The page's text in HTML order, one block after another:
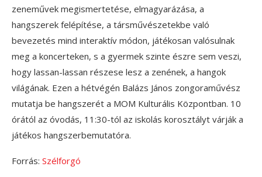
zeneművek megismertetése, elmagyarázása, a
hangszerek felépítése, a társművészetekbe való
bevezetés mind interaktív módon, játékosan valósulnak
meg a koncerteken, s a gyermek szinte észre sem veszi,
hogy lassan-lassan részese lesz a zenének, a hangok
világának. Ezen a hétvégén Balázs János zongoraművész
mutatja be hangszerét a MOM Kulturális Központban. 10
órától az óvodás, 11:30-tól az iskolás korosztályt várják a
játékos hangszerbemutatóra.
Forrás: Szélforgó